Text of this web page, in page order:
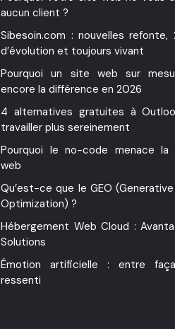
aucun client ?
Sibesoin.com : nouvelles refonte,
d’évolution et toujours vivant
Pourquoi un site web sur
encore la différence en 2026
4 alternatives gratuites à
travailler plus sereinement
Pourquoi le no-code menace la
web
Qu’est-ce que le GEO (Generative
Optimization) ?
Hébergement Web Cloud :
Solutions
Émotion artificielle : entre
ressenti